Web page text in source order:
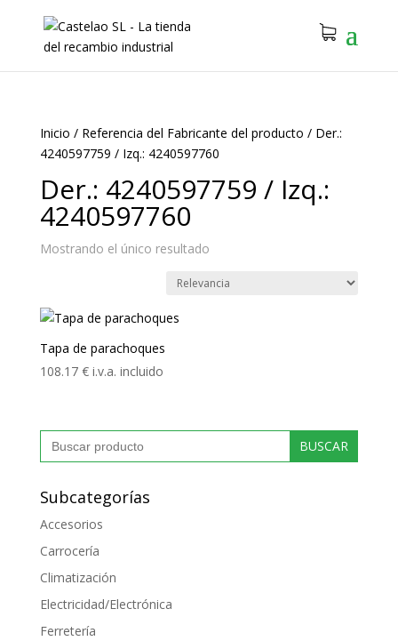
Inicio / Referencia del Fabricante del producto / Der.:
4240597759 / Izq.: 4240597760
Der.: 4240597759 / Izq.:
4240597760
Mostrando el único resultado
Tapa de parachoques
108.17 € i.v.a. incluido
Buscar:
Subcategorías
Accesorios
Carrocería
Climatización
Electricidad/Electrónica
Ferretería